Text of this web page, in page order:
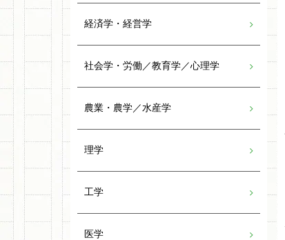
経済学・経営学
社会学・労働／教育学／心理学
農業・農学／水産学
理学
工学
医学